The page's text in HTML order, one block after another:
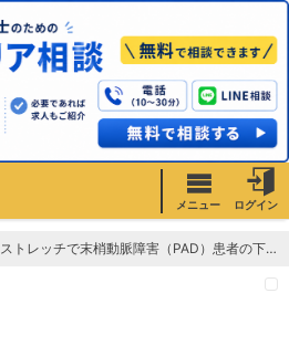
メニュー ログイン
ストレッチで末梢動脈障害（PAD）患者の下肢疼痛を軽減する？｜米国心臓協会